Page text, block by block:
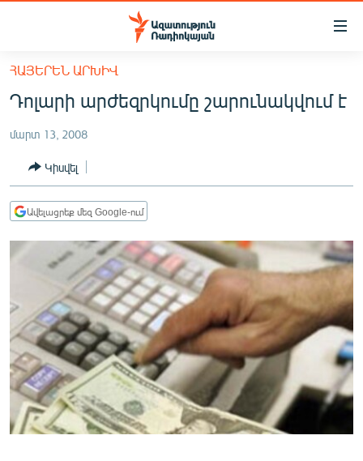
Մատչելիության
հիմնական
բովանդակությանը
հիմնական
մենյուին
Որոնում
ՀԱՅԱՍՏԱՆ
ՔԱՂԱՔԱԿԱՆ
ԸՆՏՐՈՒԹՅՈՒՆՆԵՐ 2026
ԻՐԱՎՈՒՆՔ
ՏՆՏԵՍՈՒԹՅՈՒՆ
ՂԱՐԱԲԱՂ
ՊԱՏԵՐԱԶՄԻ 6 ՇԱԲԱԹՆԵՐԸ
ՏԱՐԱԾԱՇՐՋԱՆ
ՄԻՋԱԶԳԱՅԻՆ
ՄՇԱԿՈՒՅԹ
ՍՊՈՐՏ
ՀԱՅԵՐԵՆ ԱՐԽԻՎ
Դոլարի արժեզրկումը շարունակվում է
մարտ 13, 2008
Կիսվել
Ավելացրեք մեզ Google-ում